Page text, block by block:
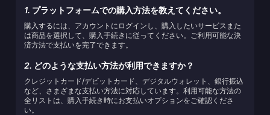
1. プラットフォームでの購入方法を教えてください。
購入するには、アカウントにログインし、購入したいサービスまた
は商品を選択して、購入手続きに従ってください。ご利用可能な決
済方法で支払いを完了できます。
2. どのような支払い方法が利用できますか？
クレジットカード/デビットカード、デジタルウォレット、銀行振込
など、さまざまな支払い方法に対応しています。利用可能な方法の
全リストは、購入手続き時にお支払いオプションをご確認くださ
い。